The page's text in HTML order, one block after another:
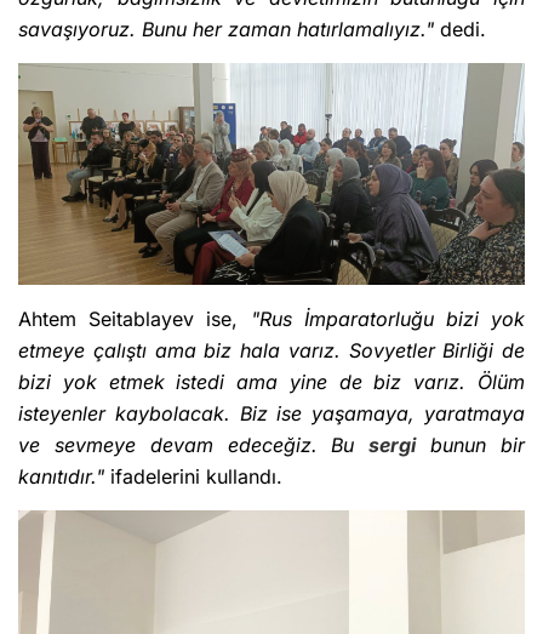
savaşıyoruz. Bunu her zaman hatırlamalıyız." dedi.
Ahtem Seitablayev ise,
"Rus İmparatorluğu bizi yok
etmeye çalıştı ama biz hala varız. Sovyetler Birliği de
bizi yok etmek istedi ama yine de biz varız. Ölüm
isteyenler kaybolacak. Biz ise yaşamaya, yaratmaya
ve sevmeye devam edeceğiz. Busergibunun bir
kanıtıdır." ifadelerini kullandı.